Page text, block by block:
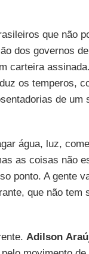
que não
dos governos
carteira
os temperos,
de
água, luz,
as coisas não
ponto. A gente
que não tem
Adilson